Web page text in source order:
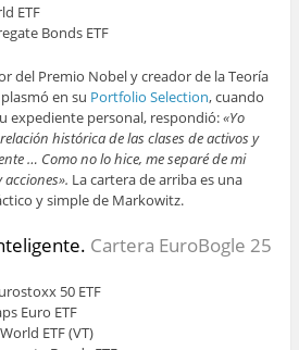
ETF
Bonds ETF
del Premio Nobel y creador de la Teoría
en su Portfolio Selection, cuando
expediente personal, respondió:«Yo
histórica de las clases de activos y
… Como no lo hice, me separé de mi
La cartera de arriba es una
y simple de Markowitz.
Cartera EuroBogle 25
50 ETF
Euro ETF
ETF (VT)